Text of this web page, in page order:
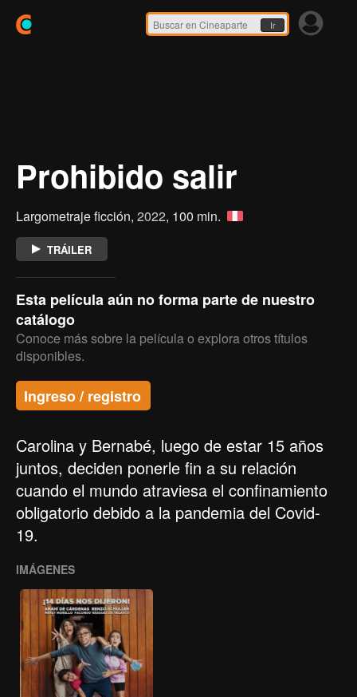
Ir
Prohibido salir
Largometraje ficción, 2022, 100 min.
TRÁILER
Esta película aún no forma parte de nuestro
catálogo
Conoce más sobre la película o explora otros títulos
disponibles.
Ingreso / registro
Carolina y Bernabé, luego de estar 15 años
juntos, deciden ponerle fin a su relación
cuando el mundo atraviesa el confinamiento
obligatorio debido a la pandemia del Covid-
19.
IMÁGENES